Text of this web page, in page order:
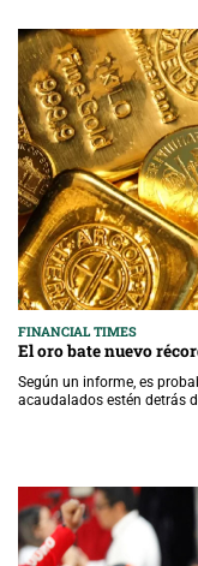
FINANCIAL TIMES
El oro bate nuevo
Según un informe, es
acaudalados estén detrás